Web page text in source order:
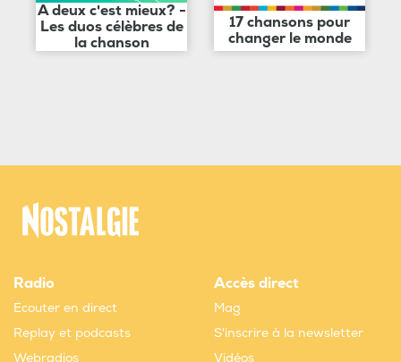
A deux c'est mieux? -
Les duos célèbres de
la chanson
17 chansons pour
changer le monde
Radio
Ecouter en direct
Replay et podcasts
Webradios
Accès direct
Mag
S'inscrire à la newsletter
Vidéos